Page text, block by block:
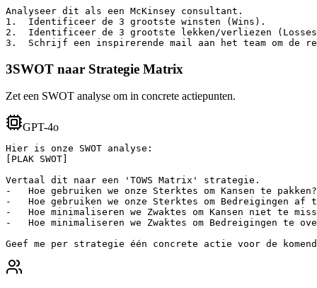
Analyseer dit als een McKinsey consultant.
1.  Identificeer de 3 grootste winsten (Wins).
2.  Identificeer de 3 grootste lekken/verliezen
3.  Schrijf een inspirerende mail aan het team om
3SWOT naar Strategie Matrix
Zet een SWOT analyse om in concrete actiepunten.
GPT-4o
Hier is onze SWOT analyse:
[PLAK SWOT]
Vertaal dit naar een 'TOWS Matrix' strategie.
-   Hoe gebruiken we onze Sterktes om Kansen te
-   Hoe gebruiken we onze Sterktes om Bedreigingen af
-   Hoe minimaliseren we Zwaktes om Kansen niet te
-   Hoe minimaliseren we Zwaktes om Bedreigingen te
Geef me per strategie één concrete actie voor de